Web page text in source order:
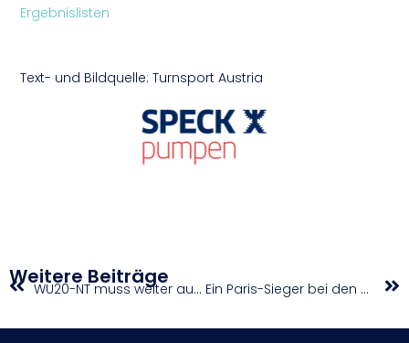
Ergebnislisten
Text- und Bildquelle: Turnsport Austria
Weitere Beiträge WU20-NT muss weiter auf ersten Sieg warten/ MU18 gewinnt Testspiel gegen die Slowakei Ein Paris-Sieger bei den Sparkasse Salzburg Open 2024 presented by Reform